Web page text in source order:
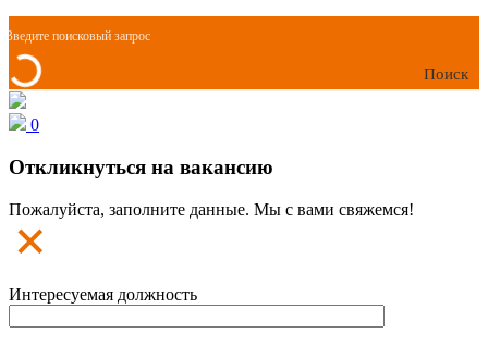
Поиск
0
Откликнуться на вакансию
Пожалуйста, заполните данные. Мы с вами свяжемся!
Интересуемая должность